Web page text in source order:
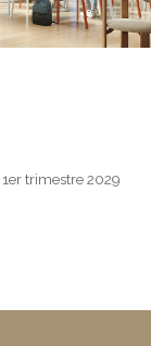
1er trimestre 2029